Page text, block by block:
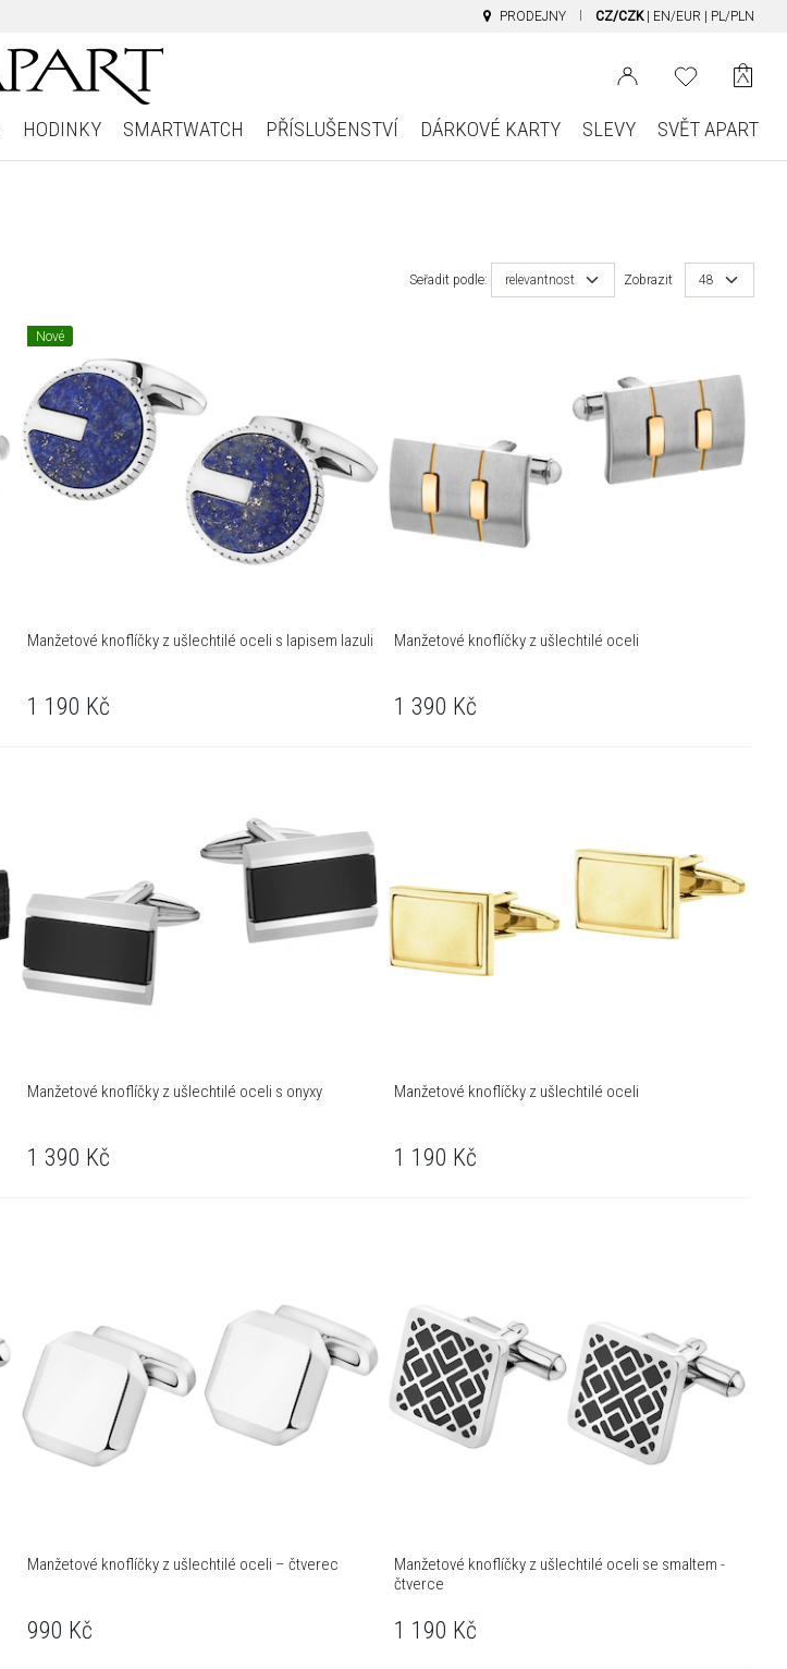
PRODEJNY CZ/CZK EN/EUR PL/PLN
HODINKY SMARTWATCH PŘÍSLUŠENSTVÍ DÁRKOVÉ KARTY SLEVY SVĚT APART
Seřadit podle: relevantnost Zobrazit 48
Nové
Manžetové knoflíčky z ušlechtilé oceli s lapisem lazuli
1 190 Kč
Manžetové knoflíčky z ušlechtilé oceli
1 390 Kč
Manžetové knoflíčky z ušlechtilé oceli s onyxy
1 390 Kč
Manžetové knoflíčky z ušlechtilé oceli
1 190 Kč
Manžetové knoflíčky z ušlechtilé oceli – čtverec
990 Kč
Manžetové knoflíčky z ušlechtilé oceli se smaltem -
čtverce
1 190 Kč